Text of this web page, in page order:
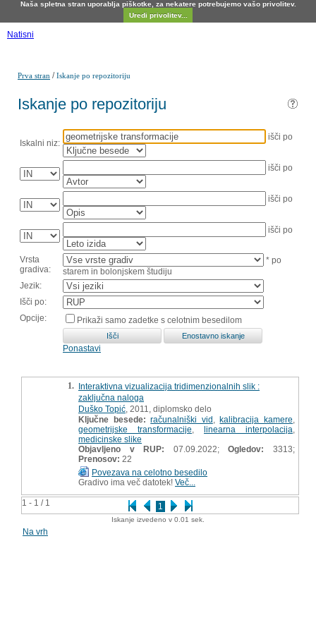
Naša spletna stran uporablja piškotke, za nekatere potrebujemo vašo privolitev.
Uredi privolitev...
Natisni
Prva stran /Iskanje po repozitoriju
Iskanje po repozitoriju
Iskalni niz:
išči po
išči po
išči po
išči po
Vrsta
gradiva:
* po
starem in bolonjskem študiju
Jezik:
Išči po:
Opcije:
Prikaži samo zadetke s celotnim besedilom
Ponastavi
1 - 1 / 1 1
1. Interaktivna vizualizacija tridimenzionalnih slik :
zaključna naloga
Duško Topić , 2011, diplomsko delo
Ključne besede: računalniški vid ,kalibracija kamere
geometrijske transformacije
linearna interpolacija
medicinske slike
Objavljeno v RUP: 07.09.2022;Ogledov:
3313;
Prenosov: 22
Povezava na celotno besedilo
Gradivo ima več datotek! Več...
Iskanje izvedeno v 0.01 sek.
Na vrh